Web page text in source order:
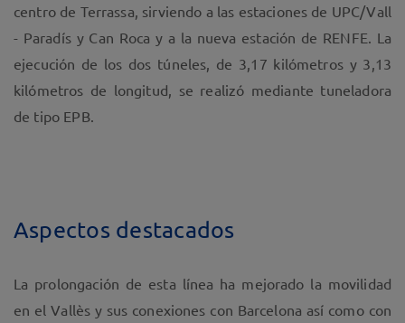
centro de Terrassa, sirviendo a las estaciones de UPC/Vall
- Paradís y Can Roca y a la nueva estación de RENFE. La
ejecución de los dos túneles, de 3,17 kilómetros y 3,13
kilómetros de longitud, se realizó mediante tuneladora
de tipo EPB.
Aspectos destacados
La prolongación de esta línea ha mejorado la movilidad
en el Vallès y sus conexiones con Barcelona así como con